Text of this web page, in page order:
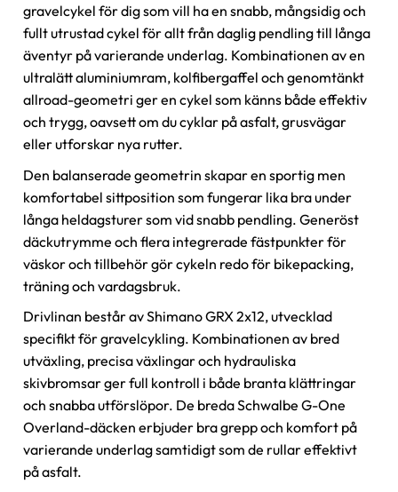
gravelcykel för dig som vill ha en snabb, mångsidig och
fullt utrustad cykel för allt från daglig pendling till långa
äventyr på varierande underlag. Kombinationen av en
ultralätt aluminiumram, kolfibergaffel och genomtänkt
allroad-geometri ger en cykel som känns både effektiv
och trygg, oavsett om du cyklar på asfalt, grusvägar
eller utforskar nya rutter.
Den balanserade geometrin skapar en sportig men
komfortabel sittposition som fungerar lika bra under
långa heldagsturer som vid snabb pendling. Generöst
däckutrymme och flera integrerade fästpunkter för
väskor och tillbehör gör cykeln redo för bikepacking,
träning och vardagsbruk.
Drivlinan består av Shimano GRX 2x12, utvecklad
specifikt för gravelcykling. Kombinationen av bred
utväxling, precisa växlingar och hydrauliska
skivbromsar ger full kontroll i både branta klättringar
och snabba utförslöpor. De breda Schwalbe G-One
Overland-däcken erbjuder bra grepp och komfort på
varierande underlag samtidigt som de rullar effektivt
på asfalt.